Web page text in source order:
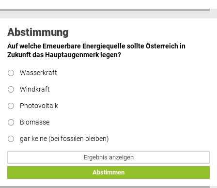
Abstimmung
Auf welche Erneuerbare Energiequelle sollte Österreich in
Zukunft das Hauptaugenmerk legen?
Wasserkraft
Windkraft
Photovoltaik
Biomasse
gar keine (bei fossilen bleiben)
Ergebnis anzeigen
Abstimmen